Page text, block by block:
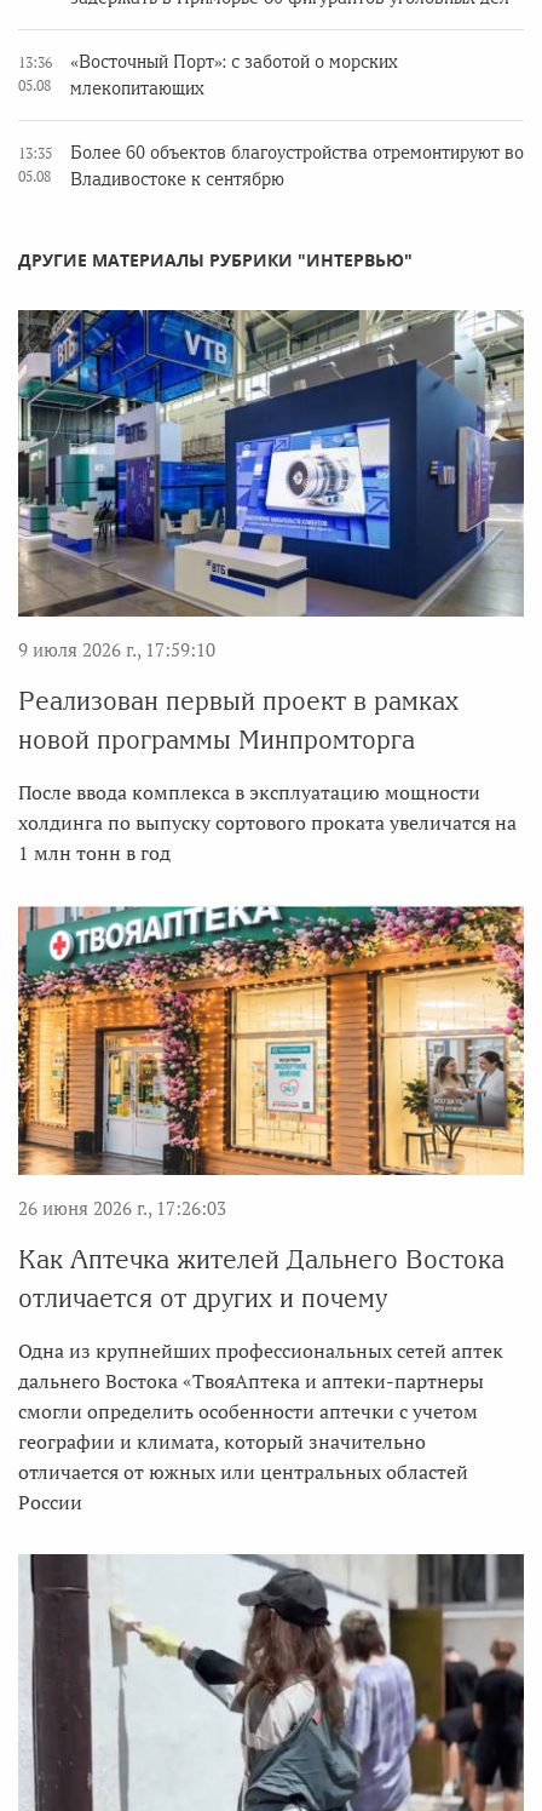
13:36
05.08
«Восточный Порт»: с заботой о морских
млекопитающих
13:35
05.08
Более 60 объектов благоустройства отремонтируют во
Владивостоке к сентябрю
ДРУГИЕ МАТЕРИАЛЫ РУБРИКИ "ИНТЕРВЬЮ"
9 июля 2026 г., 17:59:10
Реализован первый проект в рамках
новой программы Минпромторга
После ввода комплекса в эксплуатацию мощности
холдинга по выпуску сортового проката увеличатся на
1 млн тонн в год
26 июня 2026 г., 17:26:03
Как Аптечка жителей Дальнего Востока
отличается от других и почему
Одна из крупнейших профессиональных сетей аптек
дальнего Востока «ТвояАптека и аптеки-партнеры
смогли определить особенности аптечки с учетом
географии и климата, который значительно
отличается от южных или центральных областей
России